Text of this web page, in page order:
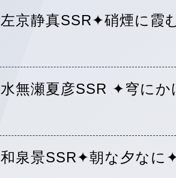
左京静真SSR✦硝煙に霞
水無瀬夏彦SSR ✦穹に
和泉景SSR✦朝な夕なに